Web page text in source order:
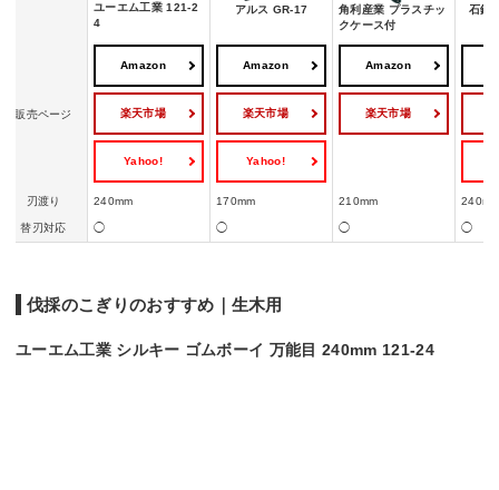
ユーエム工業 121-2
4
アルス GR-17
角利産業 プラスチッ
クケース付
石鋸
販売ページ
Amazon
楽天市場
Yahoo!
Amazon
楽天市場
Yahoo!
Amazon
楽天市場
刃渡り 240mm 170mm 210mm
替刃対応 ◯ ◯ ◯ ◯
伐採のこぎりのおすすめ｜生木用
ユーエム工業 シルキー ゴムボーイ 万能目 240mm 121-24